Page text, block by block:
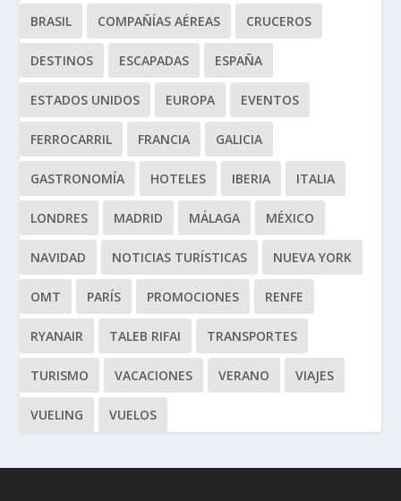
BRASIL COMPAÑÍAS AÉREAS CRUCEROS
DESTINOS ESCAPADAS ESPAÑA
ESTADOS UNIDOS EUROPA EVENTOS
FERROCARRIL FRANCIA GALICIA
GASTRONOMÍA HOTELES IBERIA ITALIA
LONDRES MADRID MÁLAGA MÉXICO
NAVIDAD NOTICIAS TURÍSTICAS NUEVA YORK
OMT PARÍS PROMOCIONES RENFE
RYANAIR TALEB RIFAI TRANSPORTES
TURISMO VACACIONES VERANO VIAJES
VUELING VUELOS